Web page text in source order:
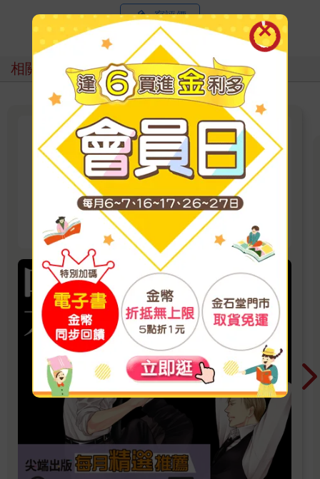
寫評價
相關主題
尖端出版：《鳴鳥不飛》8月精
選推薦電子書展
2026/8/5 ~ 2026/8/31 單書75折